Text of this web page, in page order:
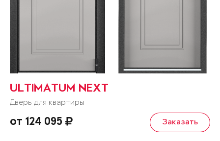
ULTIMATUM NEXT
Дверь для квартиры
от 124 095 Заказать